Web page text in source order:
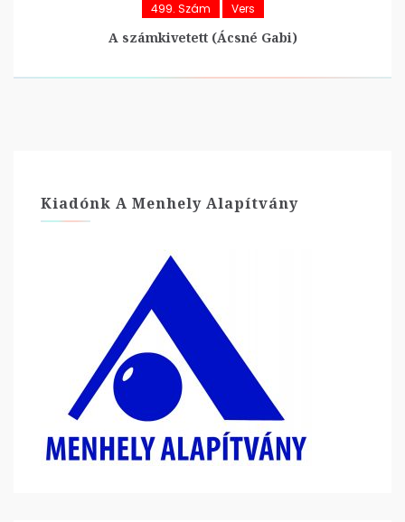
499. Szám Vers
A számkivetett (Ácsné Gabi)
Kiadónk A Menhely Alapítvány